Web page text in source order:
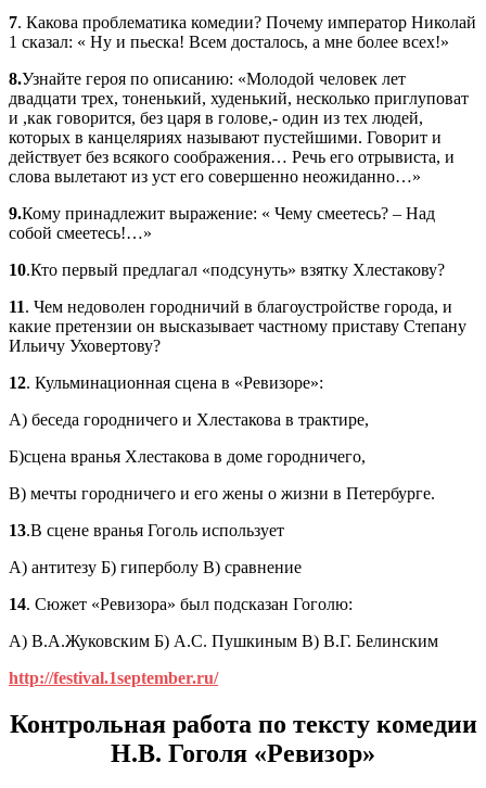
7. Какова проблематика комедии? Почему император Николай
1 сказал: « Ну и пьеска! Всем досталось, а мне более всех!»
8.Узнайте героя по описанию: «Молодой человек лет
двадцати трех, тоненький, худенький, несколько приглуповат
и ,как говорится, без царя в голове,- один из тех людей,
которых в канцеляриях называют пустейшими. Говорит и
действует без всякого соображения… Речь его отрывиста, и
слова вылетают из уст его совершенно неожиданно…»
9.Кому принадлежит выражение: « Чему смеетесь? – Над
собой смеетесь!…»
10.Кто первый предлагал «подсунуть» взятку Хлестакову?
11. Чем недоволен городничий в благоустройстве города, и
какие претензии он высказывает частному приставу Степану
Ильичу Уховертову?
12. Кульминационная сцена в «Ревизоре»:
А) беседа городничего и Хлестакова в трактире,
Б)сцена вранья Хлестакова в доме городничего,
В) мечты городничего и его жены о жизни в Петербурге.
13.В сцене вранья Гоголь использует
А) антитезу Б) гиперболу В) сравнение
14. Сюжет «Ревизора» был подсказан Гоголю:
А) В.А.Жуковским Б) А.С. Пушкиным В) В.Г. Белинским
http://festival.1september.ru/
Контрольная работа по тексту комедии
Н.В. Гоголя «Ревизор»